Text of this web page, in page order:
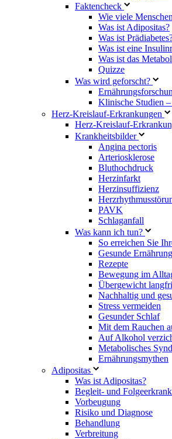
Faktencheck
Wie viele
Was ist Adipositas?
Was ist
Was ist eine
Was ist das
Quizze
Was wird geforscht?
Klinische Studien
Herz-Kreislauf-Erkrankungen
Herz-Kreislauf-
Krankheitsbilder
Angina pectoris
Arteriosklerose
Bluthochdruck
Herzinfarkt
Herzinsuffizienz
PAVK
Schlaganfall
Was kann ich tun?
So erreichen Sie
Gesunde Ernährung
Rezepte
Bewegung im
Übergewicht
Nachhaltig und
Stress vermeiden
Gesunder Schlaf
Mit dem Rauchen
Auf Alkohol
Metabolisches
Ernährungsmythen
Adipositas
Was ist Adipositas?
Begleit- und
Vorbeugung
Risiko und Diagnose
Behandlung
Verbreitung